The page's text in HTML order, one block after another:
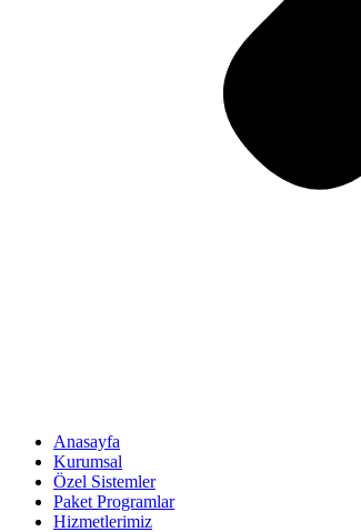
Anasayfa
Kurumsal
Özel Sistemler
Paket Programlar
Hizmetlerimiz